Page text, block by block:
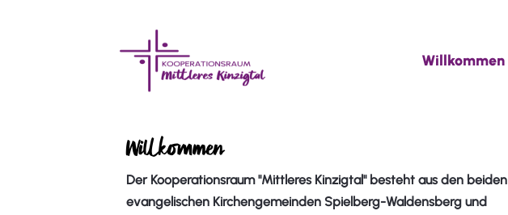
Willkommen
Willkommen
Der Kooperationsraum "Mittleres Kinzigtal" besteht aus den beiden
evangelischen Kirchengemeinden Spielberg-Waldensberg und